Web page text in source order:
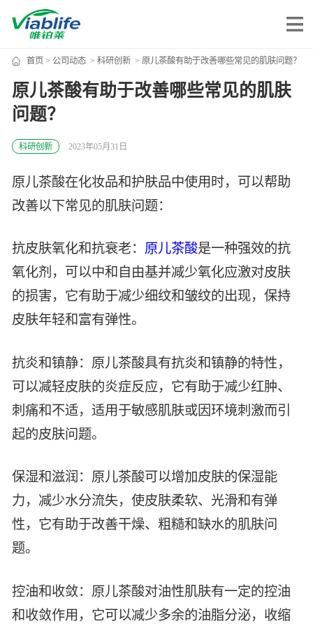
唯铂莱
公司介绍
公司团队
公司动态
加入我们
唯产品
美妆护肤
健康食品
生物制药
其他
唯创新
智能生物乐高平台
高通量骐骥平台
鸿鹄实验室
社会责任
联系我们
首页 > 公司动态> 科研创新> 原儿茶酸有助于改善哪些常见的肌肤问题？
原儿茶酸有助于改善哪些常见的肌肤
问题？
科研创新 2023年05月31日
原儿茶酸在化妆品和护肤品中使用时，可以帮助
改善以下常见的肌肤问题：
抗皮肤氧化和抗衰老： 原儿茶酸是一种强效的抗
氧化剂，可以中和自由基并减少氧化应激对皮肤
的损害，它有助于减少细纹和皱纹的出现，保持
皮肤年轻和富有弹性。
抗炎和镇静：原儿茶酸具有抗炎和镇静的特性，
可以减轻皮肤的炎症反应，它有助于减少红肿、
刺痛和不适，适用于敏感肌肤或因环境刺激而引
起的皮肤问题。
保湿和滋润：原儿茶酸可以增加皮肤的保湿能
力，减少水分流失，使皮肤柔软、光滑和有弹
性，它有助于改善干燥、粗糙和缺水的肌肤问
题。
控油和收敛：原儿茶酸对油性肌肤有一定的控油
和收敛作用，它可以减少多余的油脂分泌，收缩